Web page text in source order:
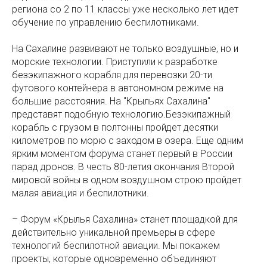
региона со 2 по 11 классы уже несколько лет идет
обучение по управлению беспилотниками.
На Сахалине развивают не только воздушные, но и
морские технологии. Приступили к разработке
безэкипажного корабля для перевозки 20-ти
футового контейнера в автономном режиме на
большие расстояния. На "Крыльях Сахалина"
представят подобную технологию.Безэкипажный
корабль с грузом в полтонны пройдет десятки
километров по морю с заходом в озера. Еще одним
ярким моментом форума станет первый в России
парад дронов. В честь 80-летия окончания Второй
мировой войны в одном воздушном строю пройдет
малая авиация и беспилотники.
– Форум «Крылья Сахалина» станет площадкой для
действительно уникальной премьеры в сфере
технологий беспилотной авиации. Мы покажем
проекты, которые одновременно объединяют